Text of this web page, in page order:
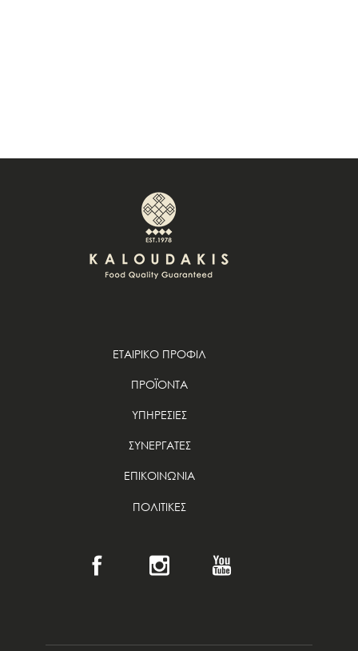
ΕΤΑΙΡΙΚΟ ΠΡΟΦΙΛ
ΠΡΟΪΟΝΤΑ
ΥΠΗΡΕΣΙΕΣ
ΣΥΝΕΡΓΑΤΕΣ
ΕΠΙΚΟΙΝΩΝΙΑ
ΠΟΛΙΤΙΚΕΣ